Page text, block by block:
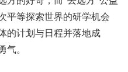
平等探索世界的研学机会
计划与日程并落地成
气。